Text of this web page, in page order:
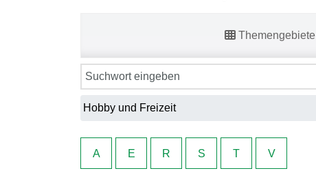
Themengebiete
A E R S T V